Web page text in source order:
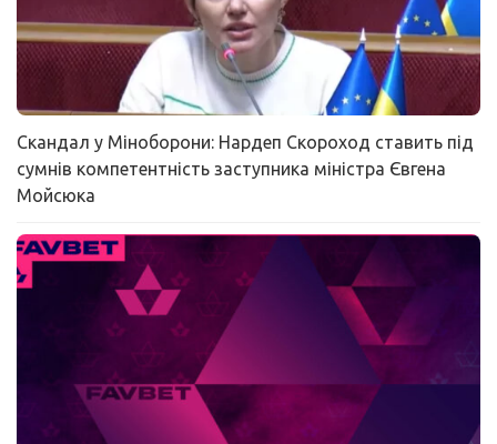
Скандал у Міноборони: Нардеп Скороход ставить під
сумнів компетентність заступника міністра Євгена
Мойсюка